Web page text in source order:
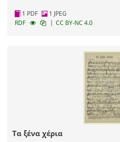
1 PDF
1 JPEG
RDF
| CC BY-NC 4.0
Τα ξένα χέρια